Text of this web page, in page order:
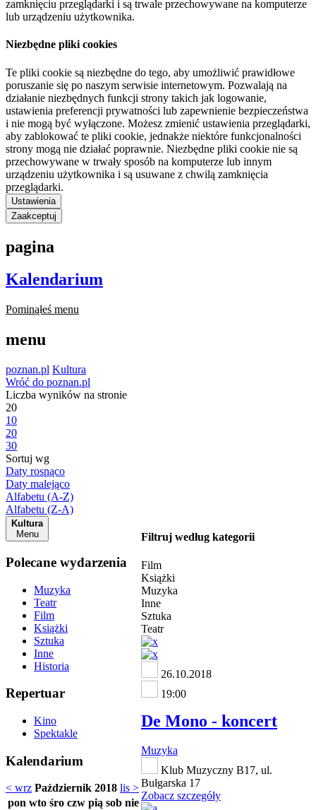
zamknięciu przeglądarki i są trwale przechowywane na komputerze
lub urządzeniu użytkownika.
Niezbędne pliki cookies
Te pliki cookie są niezbędne do tego, aby umożliwić prawidłowe
poruszanie się po naszym serwisie internetowym. Pozwalają na
działanie niezbędnych funkcji strony takich jak logowanie,
ustawienia preferencji prywatności lub zapewnienie bezpieczeństwa
i nie mogą być wyłączone. Możesz zmienić ustawienia przeglądarki,
aby zablokować te pliki cookie, jednakże niektóre funkcjonalności
strony mogą nie działać poprawnie. Niezbędne pliki cookie nie są
przechowywane w trwały sposób na komputerze lub innym
urządzeniu użytkownika i są usuwane z chwilą zamknięcia
przeglądarki.
Ustawienia
Zaakceptuj
pagina
Kalendarium
Pominąłeś menu
menu
poznan.pl Kultura
Wróć do poznan.pl
Liczba wyników na stronie
20
10
20
30
Sortuj wg
Daty rosnąco
Daty malejąco
Alfabetu (A-Z)
Alfabetu (Z-A)
Kultura
Menu
Polecane wydarzenia
Muzyka
Teatr
Film
Książki
Sztuka
Inne
Historia
Repertuar
Kino
Spektakle
Kalendarium
< wrz Październik 2018 lis >
pon wto śro czw pią sob nie
Filtruj według kategorii
Film
Książki
Muzyka
Inne
Sztuka
Teatr
26.10.2018
19:00
De Mono - koncert
Muzyka
Klub Muzyczny B17, ul.
Bułgarska 17
Zobacz szczegóły